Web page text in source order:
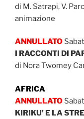
di M. Satrapi, V.
animazione
ANNULLATO
I RACCONTI DI
di Nora Twomey
AFRICA
ANNULLATO
KIRIKU’ E LA